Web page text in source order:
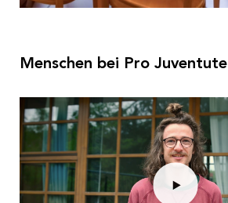
Menschen bei Pro Juventute